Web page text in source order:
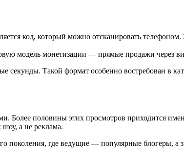
код, который можно отсканировать
модель монетизации — прямые продажи через
секунды. Такой формат особенно востребован в
Более половины этих просмотров приходится
а не реклама.
поколения, где ведущие — популярные блогеры,